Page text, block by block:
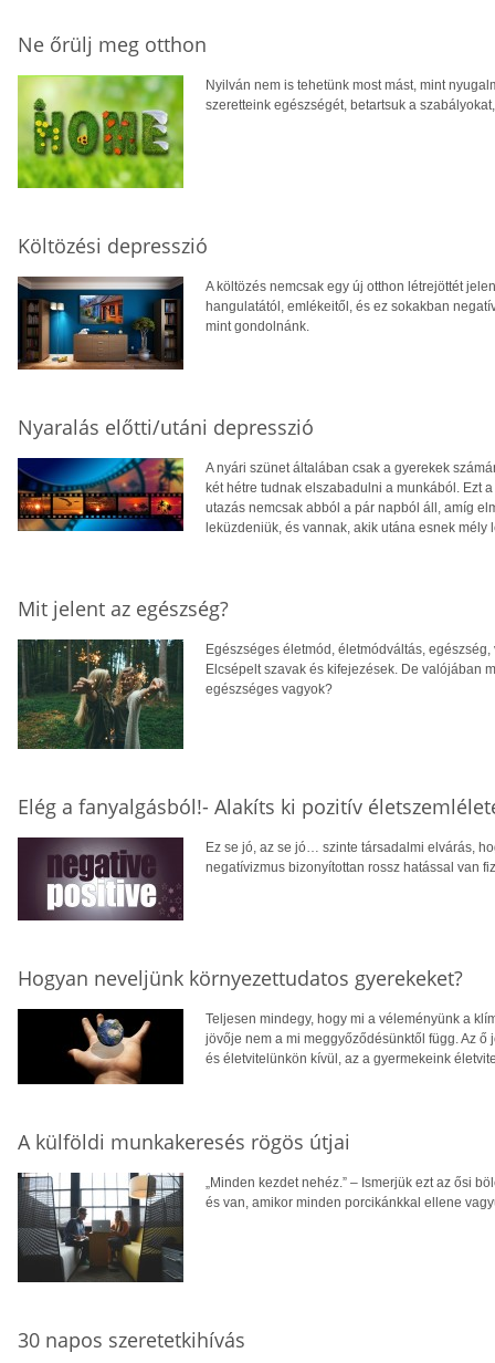
Ne őrülj meg otthon
Nyilván nem is tehetünk most mást, mint
szeretteink egészségét, betartsuk a
Költözési depresszió
A költözés nemcsak egy új otthon létrejöttét
hangulatától, emlékeitől, és ez sokakban
mint gondolnánk.
Nyaralás előtti/utáni depresszió
A nyári szünet általában csak a gyerekek
két hétre tudnak elszabadulni a munkából. Ezt
utazás nemcsak abból a pár napból áll, amíg
leküzdeniük, és vannak, akik utána esnek mély
Mit jelent az egészség?
Egészséges életmód, életmódváltás,
Elcsépelt szavak és kifejezések. De valójában
egészséges vagyok?
Elég a fanyalgásból!- Alakíts ki pozitív
Ez se jó, az se jó… szinte társadalmi elvárás,
negatívizmus bizonyítottan rossz hatással van
Hogyan neveljünk környezettudatos gyerekeket?
Teljesen mindegy, hogy mi a véleményünk a
jövője nem a mi meggyőződésünktől függ. Az
és életvitelünkön kívül, az a gyermekeink
A külföldi munkakeresés rögös útjai
„Minden kezdet nehéz.” – Ismerjük ezt az ősi
és van, amikor minden porcikánkkal ellene
30 napos szeretetkihívás